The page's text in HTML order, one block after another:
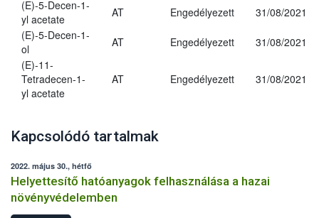
(E)-5-Decen-1-
yl acetate
AT Engedélyezett
31/08/2021
(E)-5-Decen-1-
ol
AT Engedélyezett
31/08/2021
(E)-11-
Tetradecen-1-
yl acetate
AT Engedélyezett 31/08/2021
Kapcsolódó tartalmak
2022. május 30., hétfő
Helyettesítő hatóanyagok felhasználása a hazai
növényvédelemben